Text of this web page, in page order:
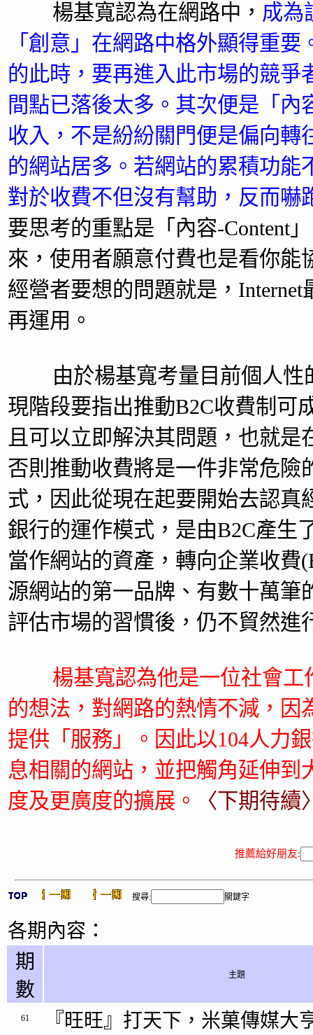
楊基寬認為在網路中， 成為
「創意」在網路中格外顯得重
的此時，要再進入此市場的競
間點已落後太多。其次便是「
收入，不是紛紛關門便是偏向轉
的網站居多。若網站的累積功
對於收費不但沒有幫助，反而嚇
要思考的重點是「內容-Content
來，使用者願意付費也是看你能
經營者要想的問題就是，
再運用。
由於楊基寬考量目前個人性
現階段要指出推動B2C收費制可
且可以立即解決其問題，也就
否則推動收費將是一件非常危險
式，因此從現在起要開始去認真
銀行的運作模式，是由B2C產生
當作網站的資產，轉向企業收費
源網站的第一品牌、有數十萬筆
評估市場的習慣後，仍不貿然進
楊基寬認為他是一位社會
的想法，對網路的熱情不減，
提供「服務」。因此以104人力
息相關的網站，並把觸角延伸到
度及更廣度的擴展。
〈下期待續
推薦給好朋友:
搜尋: 關鍵字
各期內容：
期
數
主題
61 『旺旺』打天下，米菓傳媒大